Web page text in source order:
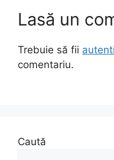
Lasă un
Trebuie să fii
comentariu.
Caută